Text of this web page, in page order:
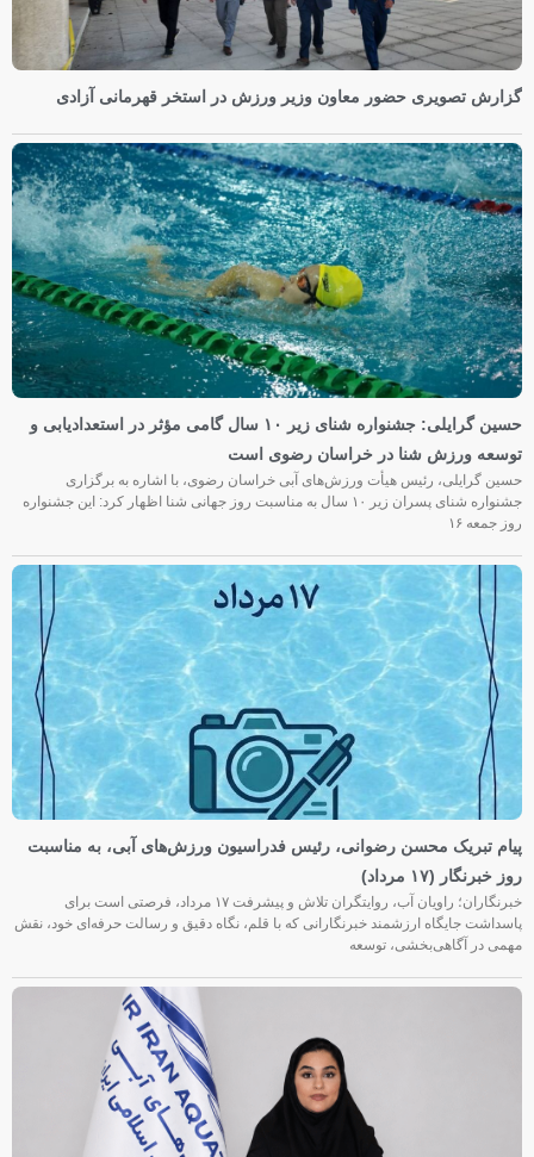
گزارش تصویری حضور معاون وزیر ورزش در استخر قهرمانی آزادی
حسین گرایلی: جشنواره شنای زیر ۱۰ سال گامی مؤثر در استعدادیابی و
توسعه ورزش شنا در خراسان رضوی است
حسین گرایلی، رئیس هیأت ورزش‌های آبی خراسان رضوی، با اشاره به برگزاری
جشنواره شنای پسران زیر ۱۰ سال به مناسبت روز جهانی شنا اظهار کرد: این جشنواره
روز جمعه‌ ۱۶
پیام تبریک محسن رضوانی، رئیس فدراسیون ورزش‌های آبی، به مناسبت
روز خبرنگار (۱۷ مرداد)
خبرنگاران؛ راویان آب، روایتگران تلاش و پیشرفت ۱۷ مرداد، فرصتی است برای
پاسداشت جایگاه ارزشمند خبرنگارانی که با قلم، نگاه دقیق و رسالت حرفه‌ای خود، نقش
مهمی در آگاهی‌بخشی، توسعه